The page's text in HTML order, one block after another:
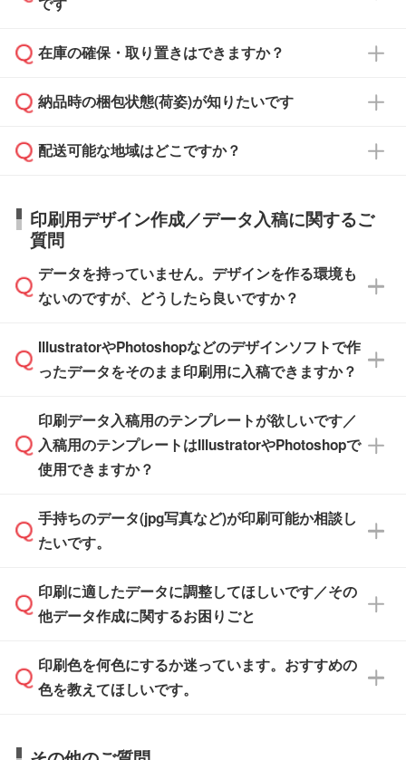
校や幼稚園・保育園であれば、同様の条件でご
ご希望の際は担当スタッフまでお気軽にご相談
ください。
ます。
たは注文フォームの『ご注文に関する備考欄』
ご入金、イメージ画像の校了から約2週間～2
ご入金確認後、1～2営業日で出荷いたしま
タッフまでお問い合わせください。
ル」に注文予定日をご入力いただくと、おおよ
その締切日や出荷目安をご確認いただけます。
品が決まりましたらお早めのご発注をお願いい
たします。
※土日祝日を除く営業日換算です。
※沖縄・離島は追加日数がかかります。
です
ご希望の納期がある場合は、お問い合わせ・お
い。
応が可能かご案内いたします。
す。>>対象商品はこちら
※最短出荷日は商品によって異なります。各商
品ページにてご確認ください
在庫の確保・取り置きはできますか？
ご入金確認後に在庫を確保し、注文確定のご連
はできかねますので予めご了承ください。
納品時の梱包状態(荷姿)が知りたいです
商品によって異なります。各ページにある商品
す。(白箱、化粧箱、ブリスターパックなど)
【袋入り】 商品がひとつずつ袋に入っていま
す。(透明袋、デザイン袋など)
【個包装なし】 個包装がされていない状態で
※化粧箱から白箱への入れ替えや、オリジナル
箱の作成は原則承っておりません。
配送可能な地域はどこですか？
日本全国へお届けが可能です。なお、海外への
直接納品は行っておりませんので予めご了承く
ださい。
印刷用デザイン作成／データ入稿に関するご
質問
データを持っていません。デザインを作る環境も
ないのですが、どうしたら良いですか？
無料の「デザインシミュレーター」を使えば、
PCやスマホから簡単にデザインを作成できま
ザインソフトがなくても安心です。
また、「データ作成サービス
せいただければ、弊社にて無料でデザインデー
タを1点作成いたします。
IllustratorやPhotoshopなどのデザインソフトで作
ったデータをそのまま印刷用に入稿できますか？
IllustratorやPhotoshop、CLIP STUDIOなどのデ
ザインソフトでこだわりのデザインを作成した
い方は、完全データ入稿
積・ご注文フォームにアップロードしてご入稿
ください。
ご入稿後は経験豊富なスタッフがデータに不備
がないかチェックし、お客様と確認してから印
刷に進みますので、ご安心ください。
印刷データ入稿用のテンプレートが欲しいです／
入稿用のテンプレートはIllustratorやPhotoshopで
使用できますか？
一部商品は入稿用テンプレートのご用意があり
ます。各商品ページの『印刷方法・テンプレー
入稿用のテンプレートはPDF形式ですが、
IllustratorやPhotoshopで開いてご利用いただけ
方」をご確認ください。
手持ちのデータ(jpg写真など)が印刷可能か相談し
たいです。
印刷に適したデータ・解像度かどうか、担当ス
タッフが事前に確認いたします。
ムへ添付いただくか、担当スタッフ宛にメール
でお送りください。
印刷に適したデータに調整してほしいです／その
他データ作成に関するお困りごと
データ作成でお困りの際には、担当スタッフが
サポートいたしますのでお気軽にご相談くださ
印刷色を何色にするか迷っています。おすすめの
色を教えてほしいです。
お見積・ご注文・